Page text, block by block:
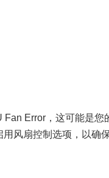
Error，这可能是
风扇控制选项，以确